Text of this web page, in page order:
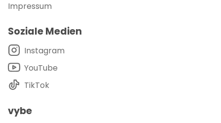
Impressum
Soziale Medien
Instagram
YouTube
TikTok
vybe